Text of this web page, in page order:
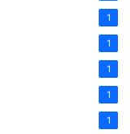
1
1
1
1
1